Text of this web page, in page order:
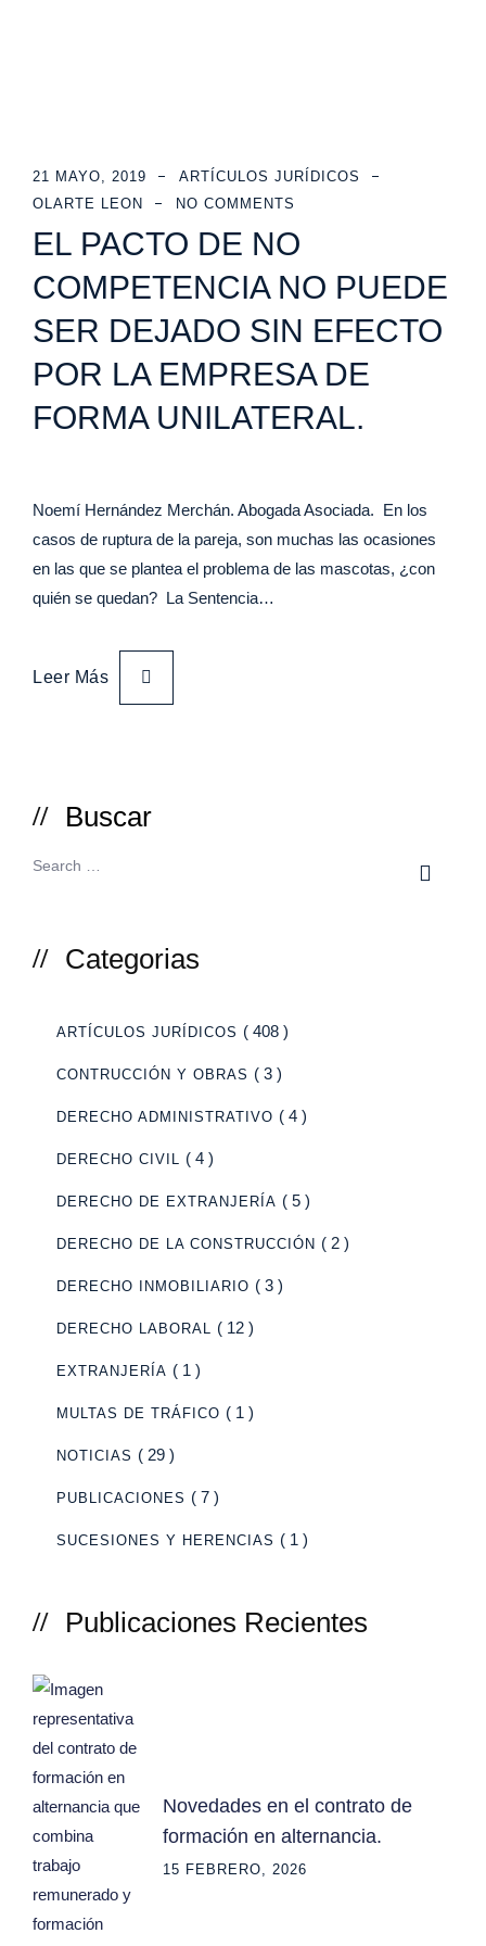
21 MAYO, 2019
ARTÍCULOS JURÍDICOS
OLARTE LEON
NO COMMENTS
EL PACTO DE NO
COMPETENCIA NO PUEDE
SER DEJADO SIN EFECTO
POR LA EMPRESA DE
FORMA UNILATERAL.
Noemí Hernández Merchán. Abogada Asociada. En los
casos de ruptura de la pareja, son muchas las ocasiones
en las que se plantea el problema de las mascotas, ¿con
quién se quedan? La Sentencia…
Leer Más
Buscar
Categorias
ARTÍCULOS JURÍDICOS ( 408 )
CONTRUCCIÓN Y OBRAS ( 3 )
DERECHO ADMINISTRATIVO ( 4 )
DERECHO CIVIL ( 4 )
DERECHO DE EXTRANJERÍA ( 5 )
DERECHO DE LA CONSTRUCCIÓN ( 2 )
DERECHO INMOBILIARIO ( 3 )
DERECHO LABORAL ( 12 )
EXTRANJERÍA ( 1 )
MULTAS DE TRÁFICO ( 1 )
NOTICIAS ( 29 )
PUBLICACIONES ( 7 )
SUCESIONES Y HERENCIAS ( 1 )
Publicaciones Recientes
Novedades en el contrato de
formación en alternancia.
15 FEBRERO, 2026